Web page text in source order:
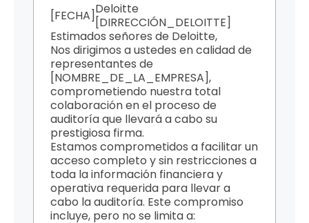
[FECHA]Deloitte
[DIRRECCIÓN_DELOITTE]
Estimados señores de Deloitte,
Nos dirigimos a ustedes en calidad de
representantes de
[NOMBRE_DE_LA_EMPRESA],
comprometiendo nuestra total
colaboración en el proceso de
auditoría que llevará a cabo su
prestigiosa firma.
Estamos comprometidos a facilitar un
acceso completo y sin restricciones a
toda la información financiera y
operativa requerida para llevar a
cabo la auditoría. Este compromiso
incluye, pero no se limita a: